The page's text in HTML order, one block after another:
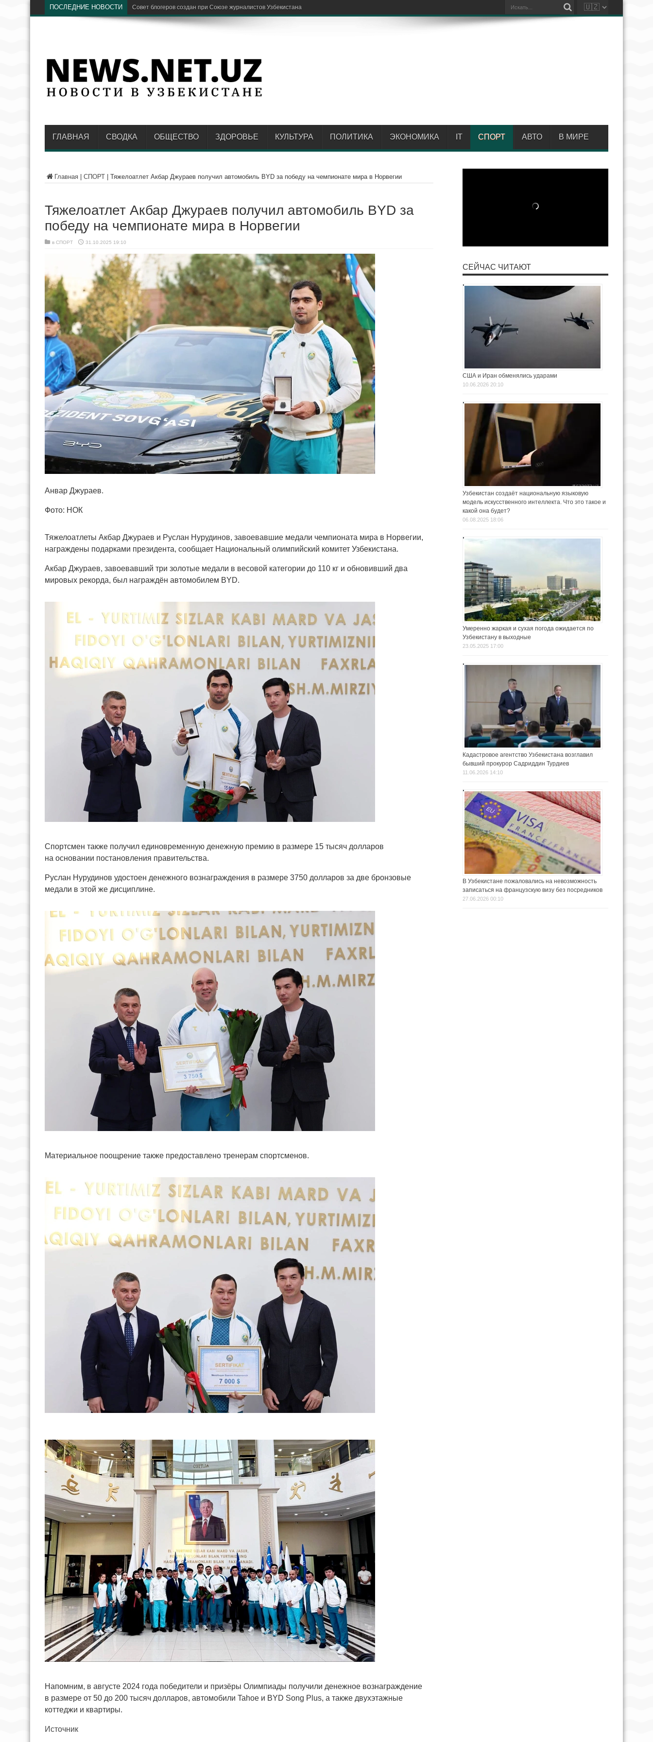
ПОСЛЕДНИЕ НОВОСТИ Совет блогеров создан при Союзе журналистов Узбекистана
ГЛАВНАЯ СВОДКА ОБЩЕСТВО ЗДОРОВЬЕ КУЛЬТУРА ПОЛИТИКА ЭКОНОМИКА IT СПОРТ АВТО В МИРЕ
Главная СПОРТ Тяжелоатлет Акбар Джураев получил автомобиль BYD за победу на чемпионате мира в Норвегии
Тяжелоатлет Акбар Джураев получил автомобиль BYD за
победу на чемпионате мира в Норвегии
в СПОРТ 31.10.2025 19:10
Анвар Джураев.
Фото: НОК
Тяжелоатлеты Акбар Джураев и Руслан Нурудинов, завоевавшие медали чемпионата мира в Норвегии,
награждены подарками президента, сообщает Национальный олимпийский комитет Узбекистана.
Акбар Джураев, завоевавший три золотые медали в весовой категории до 110 кг и обновивший два
мировых рекорда, был награждён автомобилем BYD.
Спортсмен также получил единовременную денежную премию в размере 15 тысяч долларов
на основании постановления правительства.
Руслан Нурудинов удостоен денежного вознаграждения в размере 3750 долларов за две бронзовые
медали в этой же дисциплине.
Материальное поощрение также предоставлено тренерам спортсменов.
Напомним, в августе 2024 года победители и призёры Олимпиады получили денежное вознаграждение
в размере от 50 до 200 тысяч долларов, автомобили Tahoe и BYD Song Plus, а также двухэтажные
коттеджи и квартиры.
Источник
СЕЙЧАС ЧИТАЮТ
США и Иран обменялись ударами
10.06.2026 20:10
Узбекистан создаёт национальную языковую
модель искусственного интеллекта. Что это такое и
какой она будет?
06.08.2025 18:06
Умеренно жаркая и сухая погода ожидается по
Узбекистану в выходные
23.05.2025 17:00
Кадастровое агентство Узбекистана возглавил
бывший прокурор Садриддин Турдиев
11.06.2026 14:10
В Узбекистане пожаловались на невозможность
записаться на французскую визу без посредников
27.06.2026 00:10